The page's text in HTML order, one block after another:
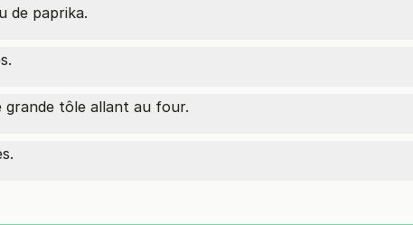
de paprika.
grande tôle allant au four.